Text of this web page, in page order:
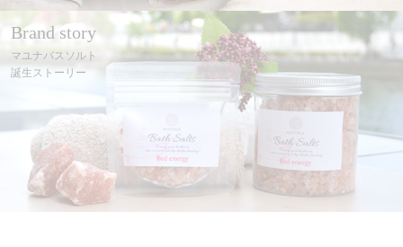
Brand story
マユナバスソルト
誕生ストーリー